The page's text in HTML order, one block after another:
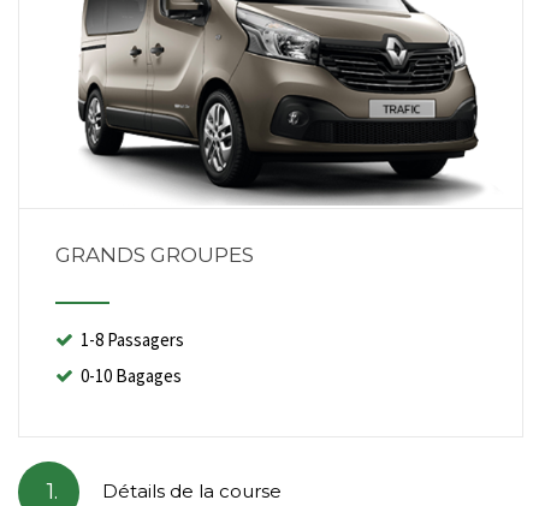
GRANDS GROUPES
1-8 Passagers
0-10 Bagages
1. Détails de la course